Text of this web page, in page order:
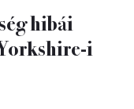
hibái
i